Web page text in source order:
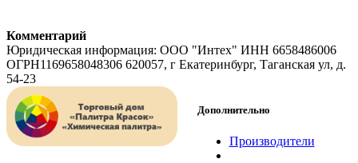
Комментарий
Юридическая информация: ООО "Интех" ИНН 6658486006
ОГРН1169658048306 620057, г Екатеринбург, Таганская ул, д.
54-23
Дополнительно
Производители